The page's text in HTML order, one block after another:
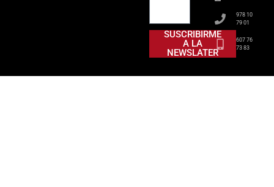
SUSCRIBIRME
A LA
NEWSLATER
978 10
79 01
607 76
73 83